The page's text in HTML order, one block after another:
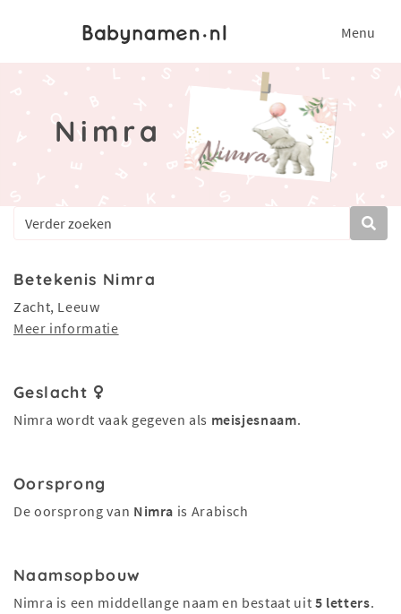
Menu
Nimra
Betekenis Nimra
Zacht, Leeuw
Meer informatie
Geslacht
Nimra wordt vaak gegeven als meisjesnaam.
Oorsprong
De oorsprong van Nimra is Arabisch
Naamsopbouw
Nimra is een middellange naam en bestaat uit 5 letters.